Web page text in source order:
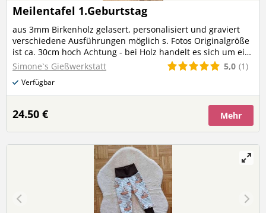
Meilentafel 1.Geburtstag
aus 3mm Birkenholz gelasert, personalisiert und graviert
verschiedene Ausführungen möglich s. Fotos Originalgröße
ist ca. 30cm hoch Achtung - bei Holz handelt es sich um ein
Naturprodukt , es kann zu Abweichungen der Maserung
oder Farbe kommen. Ebenfalls kann es bei der Gravur zu
Farbunterschieden kommen. Dies stellt daher keinen
Reklamationsgrund dar!
Simone`s Gießwerkstatt 5,0 (1)
Verfügbar
24.50 € Mehr